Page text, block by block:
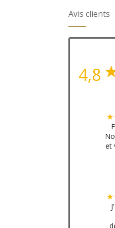
Avis clients
4,8
et